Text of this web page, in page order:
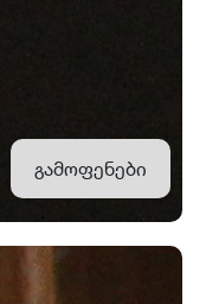
გამოფენები